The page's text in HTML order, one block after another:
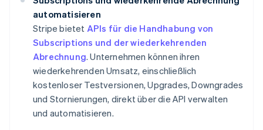
automatisieren
Stripe bietet APIs für die Handhabung von
Subscriptions und der wiederkehrenden
Abrechnung. Unternehmen können ihren
wiederkehrenden Umsatz, einschließlich
kostenloser Testversionen, Upgrades, Downgrades
und Stornierungen, direkt über die API verwalten
und automatisieren.